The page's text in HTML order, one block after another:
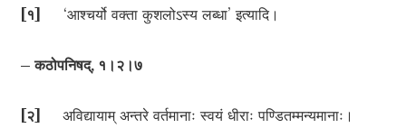
१ ‘आश्चर्यो वक्ता कुशलोऽस्य लब्धा’ इत्यादि।
– कठोपनिषद्, १।२।७
२ अविद्यायाम् अन्तरे वर्तमानाः स्वयं धीराः पण्डितम्मन्यमानाः।